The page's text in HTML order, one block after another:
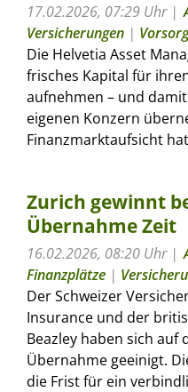
17.02.2026, 07:29 Uhr
Versicherungen |
Die Helvetia Asset
frisches Kapital für
aufnehmen – und
eigenen Konzern
Finanzmarktaufsicht
Zurich gewinnt
Übernahme Zeit
16.02.2026, 08:20 Uhr
Finanzplätze |
Der Schweizer
Insurance und der
Beazley haben sich auf
Übernahme geeinigt.
die Frist für ein